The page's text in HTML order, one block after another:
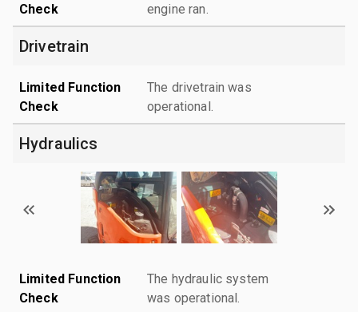
Check
engine ran.
Drivetrain
Limited Function
Check
The drivetrain was
operational.
Hydraulics
Limited Function
Check
The hydraulic system
was operational.